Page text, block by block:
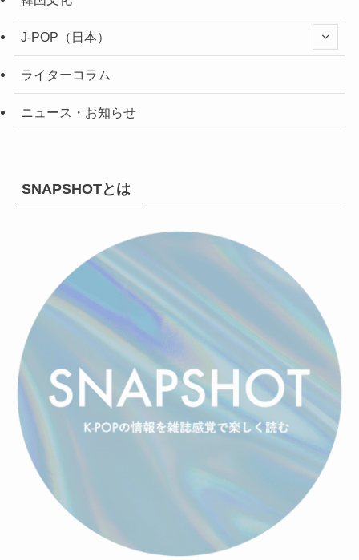
J-POP（日本）
ライターコラム
ニュース・お知らせ
SNAPSHOTとは